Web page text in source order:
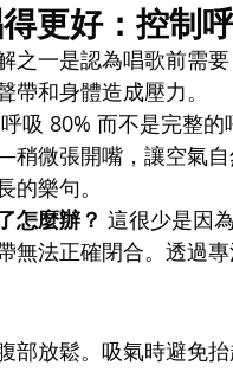
得更好：控制
之一是認為唱歌前需
帶和身體造成壓力。
呼吸 80% 而不是完整
微張開嘴，讓空氣自
的樂句。
怎麼辦？ 這很少是因
無法正確閉合。透過
部放鬆。吸氣時避免